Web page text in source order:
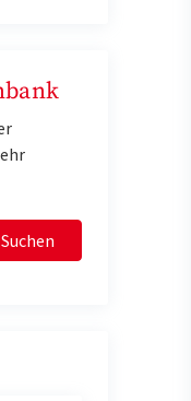
Suchen